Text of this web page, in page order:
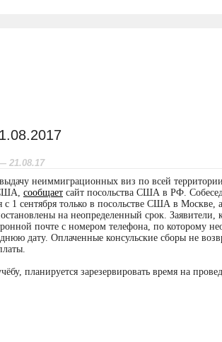
21.08.17
неиммиграционных виз по всей
сообщает сайт посольства США в РФ.
1 сентября только в посольстве США в Москве, а
на неопределенный срок. Заявители,
почте с номером телефона, по которому
дату. Оплаченные консульские сборы не
планируется зарезервировать время на